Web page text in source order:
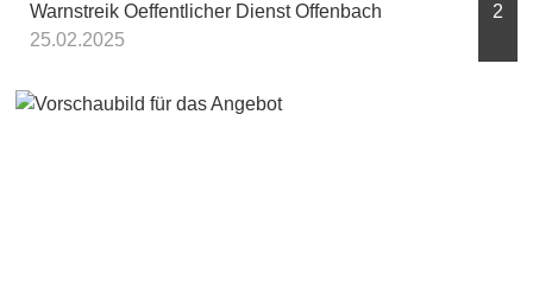
Warnstreik Oeffentlicher Dienst Offenbach
25.02.2025
2